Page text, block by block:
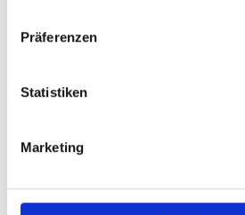
Präferenzen
Statistiken
Marketing
Bahnhofstraße 66
Bürgerservicestelle
Bottroper Straße 183